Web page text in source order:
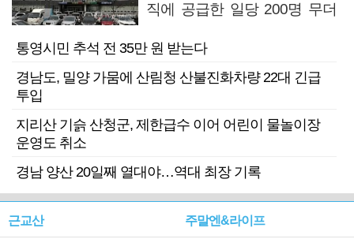
직에 공급한 일당 200명 무더
통영시민 추석 전 35만 원 받는다
경남도, 밀양 가뭄에 산림청 산불진화차량 22대 긴급
투입
지리산 기슭 산청군, 제한급수 이어 어린이 물놀이장
운영도 취소
경남 양산 20일째 열대야…역대 최장 기록
근교산 주말엔&라이프